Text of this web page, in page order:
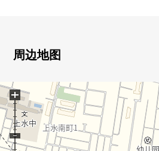
○ 光照在南向曝光面阳台良好
○ 舒适地放进去的1坪类型的浴缸
○ 收纳丰富(壁橱，地板下边收纳，
[对国分寺、小平区域在讨论移动的
※也承受关于国分寺、小平区域以
周边地图
+